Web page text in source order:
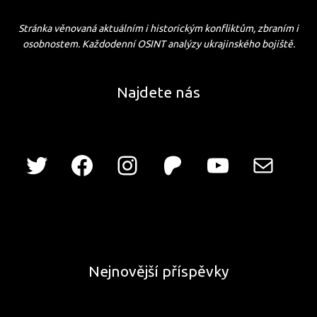
Stránka věnovaná aktuálním i historickým konfliktům, zbraním i
osobnostem. Každodenní OSINT analýzy ukrajinského bojiště.
Najdete nás
Nejnovější příspěvky